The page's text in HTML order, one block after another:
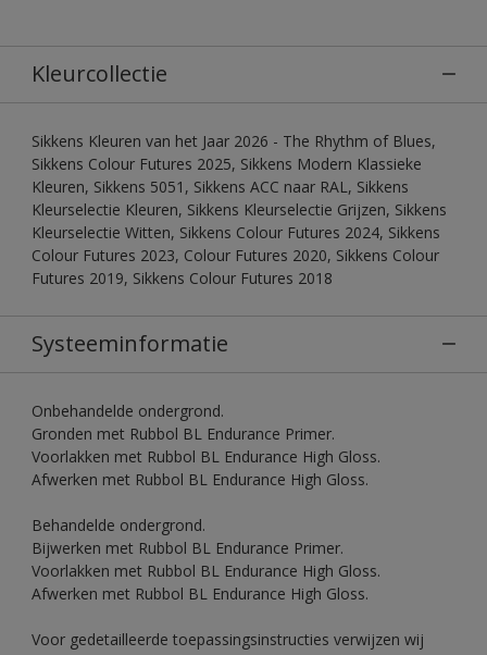
Kleurcollectie
Sikkens Kleuren van het Jaar 2026 - The Rhythm of Blues,
Sikkens Colour Futures 2025, Sikkens Modern Klassieke
Kleuren, Sikkens 5051, Sikkens ACC naar RAL, Sikkens
Kleurselectie Kleuren, Sikkens Kleurselectie Grijzen, Sikkens
Kleurselectie Witten, Sikkens Colour Futures 2024, Sikkens
Colour Futures 2023, Colour Futures 2020, Sikkens Colour
Futures 2019, Sikkens Colour Futures 2018
Systeeminformatie
Onbehandelde ondergrond.
Gronden met Rubbol BL Endurance Primer.
Voorlakken met Rubbol BL Endurance High Gloss.
Afwerken met Rubbol BL Endurance High Gloss.
Behandelde ondergrond.
Bijwerken met Rubbol BL Endurance Primer.
Voorlakken met Rubbol BL Endurance High Gloss.
Afwerken met Rubbol BL Endurance High Gloss.
Voor gedetailleerde toepassingsinstructies verwijzen wij